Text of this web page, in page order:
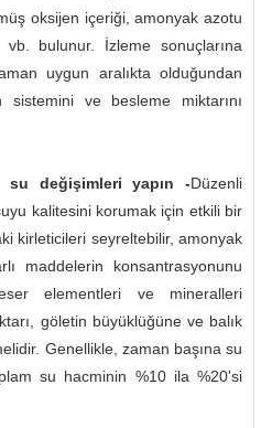
oksijen içeriği, amonyak azotu
bulunur. İzleme sonuçlarına
uygun aralıkta olduğundan
ve besleme miktarını
değişimleri yapın -Düzenli
kalitesini korumak için etkili bir
kirleticileri seyreltebilir, amonyak
maddelerin konsantrasyonunu
elementleri ve mineralleri
göletin büyüklüğüne ve balık
Genellikle, zaman başına su
su hacminin %10 ila %20'si